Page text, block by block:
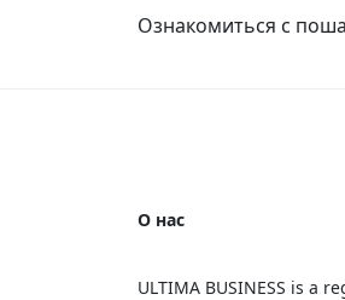
Ознакомиться с
О нас
ULTIMA BUSINESS is a